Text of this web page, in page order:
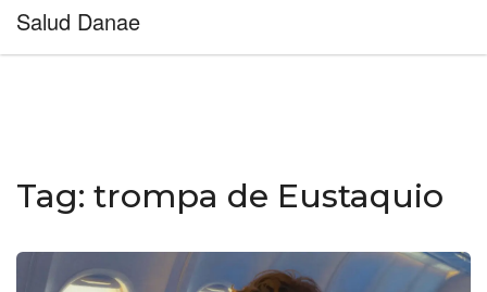
Salud Danae
Tag: trompa de Eustaquio